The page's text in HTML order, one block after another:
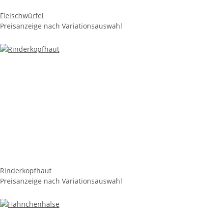
Fleischwürfel
Preisanzeige nach Variationsauswahl
Rinderkopfhaut
Preisanzeige nach Variationsauswahl